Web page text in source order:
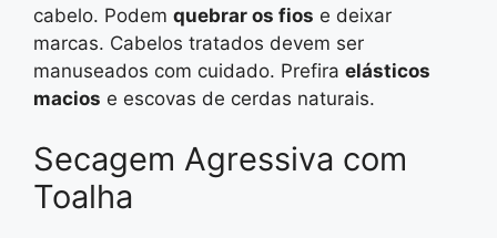
cabelo. Podem quebrar os fios e deixar
marcas. Cabelos tratados devem ser
manuseados com cuidado. Prefira elásticos
macios e escovas de cerdas naturais.
Secagem Agressiva com
Toalha